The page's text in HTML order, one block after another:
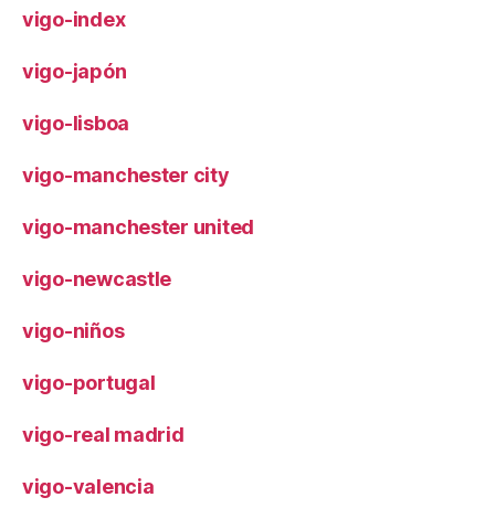
vigo-index
vigo-japón
vigo-lisboa
vigo-manchester city
vigo-manchester united
vigo-newcastle
vigo-niños
vigo-portugal
vigo-real madrid
vigo-valencia